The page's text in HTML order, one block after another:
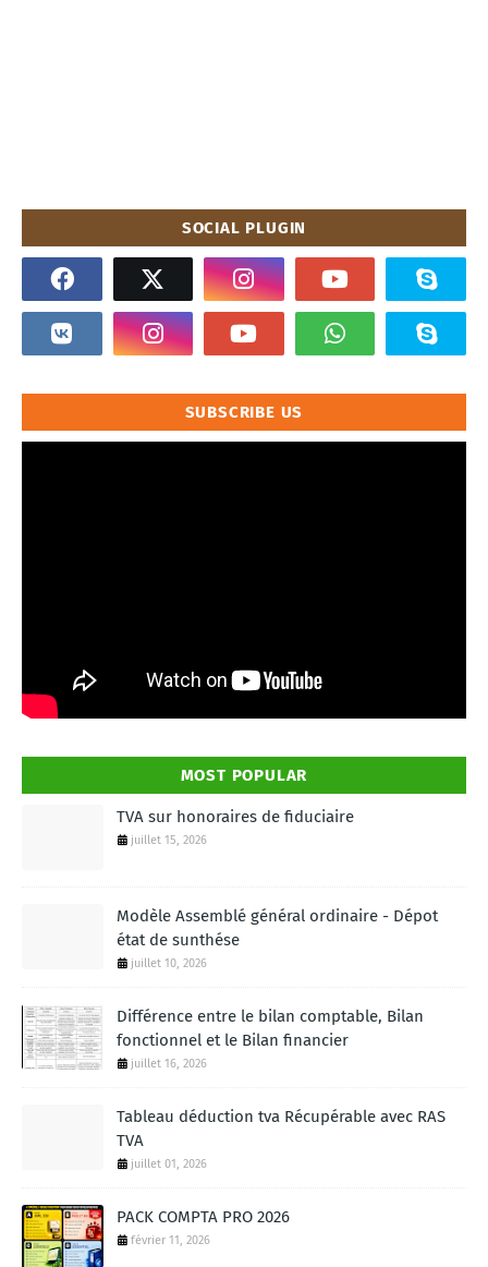
SOCIAL PLUGIN
SUBSCRIBE US
MOST POPULAR
TVA sur honoraires de fiduciaire
juillet 15, 2026
Modèle Assemblé général ordinaire - Dépot
état de sunthése
juillet 10, 2026
Différence entre le bilan comptable, Bilan
fonctionnel et le Bilan financier
juillet 16, 2026
Tableau déduction tva Récupérable avec RAS
TVA
juillet 01, 2026
PACK COMPTA PRO 2026
février 11, 2026